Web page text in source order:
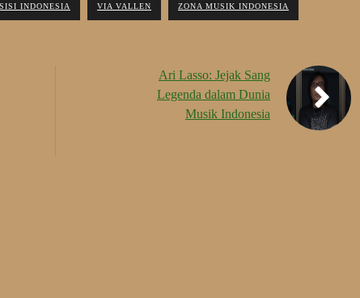
INDONESIA VIA VALLEN ZONA MUSIK INDONESIA
Ari Lasso: Jejak Sang
Legenda dalam Dunia
Musik Indonesia